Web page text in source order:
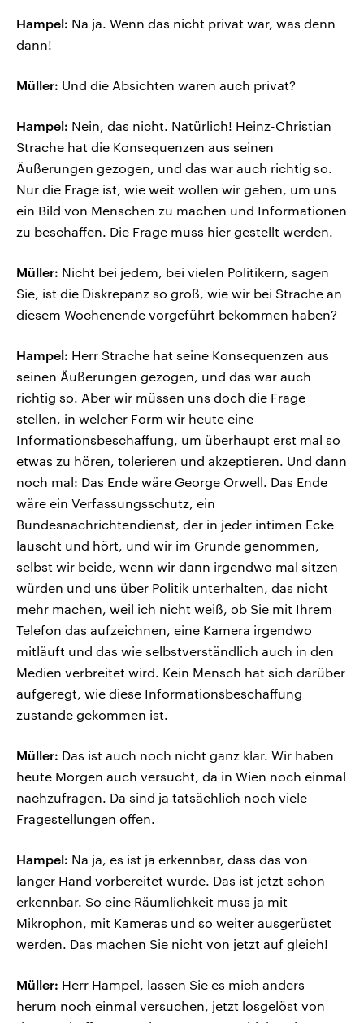
Hampel: Na ja. Wenn das nicht privat war, was denn
dann!
Müller: Und die Absichten waren auch privat?
Hampel: Nein, das nicht. Natürlich! Heinz-Christian
Strache hat die Konsequenzen aus seinen
Äußerungen gezogen, und das war auch richtig so.
Nur die Frage ist, wie weit wollen wir gehen, um uns
ein Bild von Menschen zu machen und Informationen
zu beschaffen. Die Frage muss hier gestellt werden.
Müller: Nicht bei jedem, bei vielen Politikern, sagen
Sie, ist die Diskrepanz so groß, wie wir bei Strache an
diesem Wochenende vorgeführt bekommen haben?
Hampel: Herr Strache hat seine Konsequenzen aus
seinen Äußerungen gezogen, und das war auch
richtig so. Aber wir müssen uns doch die Frage
stellen, in welcher Form wir heute eine
Informationsbeschaffung, um überhaupt erst mal so
etwas zu hören, tolerieren und akzeptieren. Und dann
noch mal: Das Ende wäre George Orwell. Das Ende
wäre ein Verfassungsschutz, ein
Bundesnachrichtendienst, der in jeder intimen Ecke
lauscht und hört, und wir im Grunde genommen,
selbst wir beide, wenn wir dann irgendwo mal sitzen
würden und uns über Politik unterhalten, das nicht
mehr machen, weil ich nicht weiß, ob Sie mit Ihrem
Telefon das aufzeichnen, eine Kamera irgendwo
mitläuft und das wie selbstverständlich auch in den
Medien verbreitet wird. Kein Mensch hat sich darüber
aufgeregt, wie diese Informationsbeschaffung
zustande gekommen ist.
Müller: Das ist auch noch nicht ganz klar. Wir haben
heute Morgen auch versucht, da in Wien noch einmal
nachzufragen. Da sind ja tatsächlich noch viele
Fragestellungen offen.
Hampel: Na ja, es ist ja erkennbar, dass das von
langer Hand vorbereitet wurde. Das ist jetzt schon
erkennbar. So eine Räumlichkeit muss ja mit
Mikrophon, mit Kameras und so weiter ausgerüstet
werden. Das machen Sie nicht von jetzt auf gleich!
Müller: Herr Hampel, lassen Sie es mich anders
herum noch einmal versuchen, jetzt losgelöst von